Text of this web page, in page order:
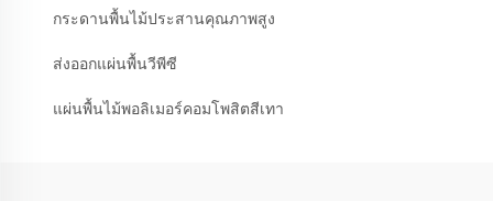
กระดานพื้นไม้ประสานคุณภาพสูง
ส่งออกแผ่นพื้นวีพีซี
แผ่นพื้นไม้พอลิเมอร์คอมโพสิตสีเทา